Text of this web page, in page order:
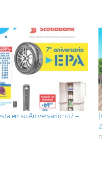
en su Aniversario no7 –